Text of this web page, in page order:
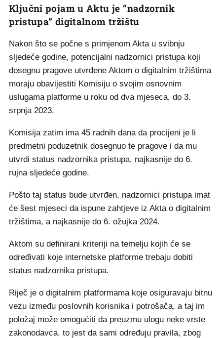
Ključni pojam u Aktu je “nadzornik
pristupa” digitalnom tržištu
Nakon što se počne s primjenom Akta u svibnju
sljedeće godine, potencijalni nadzornici pristupa koji
dosegnu pragove utvrđene Aktom o digitalnim tržištima
moraju obavijestiti Komisiju o svojim osnovnim
uslugama platforme u roku od dva mjeseca, do 3.
srpnja 2023.
Komisija zatim ima 45 radnih dana da procijeni je li
predmetni poduzetnik dosegnuo te pragove i da mu
utvrdi status nadzornika pristupa, najkasnije do 6.
rujna sljedeće godine.
Pošto taj status bude utvrđen, nadzornici pristupa imat
će šest mjeseci da ispune zahtjeve iz Akta o digitalnim
tržištima, a najkasnije do 6. ožujka 2024.
Aktom su definirani kriteriji na temelju kojih će se
određivati koje internetske platforme trebaju dobiti
status nadzornika pristupa.
Riječ je o digitalnim platformama koje osiguravaju bitnu
vezu između poslovnih korisnika i potrošača, a taj im
položaj može omogućiti da preuzmu ulogu neke vrste
zakonodavca, to jest da sami određuju pravila, zbog